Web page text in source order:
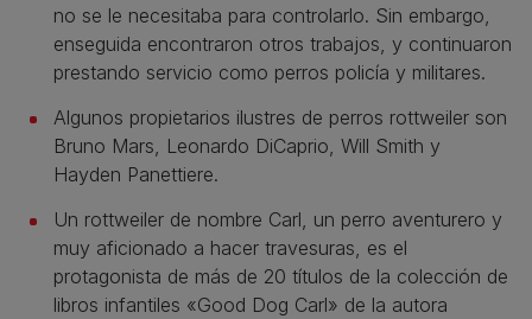
no se le necesitaba para controlarlo. Sin embargo,
enseguida encontraron otros trabajos, y continuaron
prestando servicio como perros policía y militares.
Algunos propietarios ilustres de perros rottweiler son
Bruno Mars, Leonardo DiCaprio, Will Smith y
Hayden Panettiere.
Un rottweiler de nombre Carl, un perro aventurero y
muy aficionado a hacer travesuras, es el
protagonista de más de 20 títulos de la colección de
libros infantiles «Good Dog Carl» de la autora